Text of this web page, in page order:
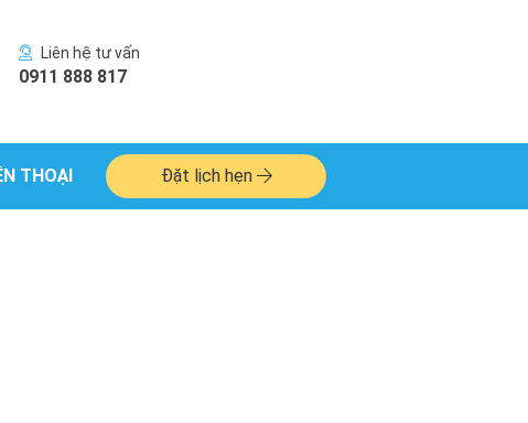
Liên hệ tư vấn
0911 888 817
THOẠI Đặt lịch hẹn